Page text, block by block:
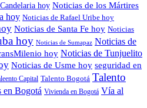
hoy Noticias de los Mártires
hoy Noticias de Rafael Uribe hoy
Noticias de Santa Fe hoy Noticias
hoy Noticias de Sumapaz Noticias de
hoy Noticias de Tunjuelito
Noticias de Usme hoy seguridad en
Capital Talento Bogotá Talento
en Bogotá Vivienda en Bogotá Vía al